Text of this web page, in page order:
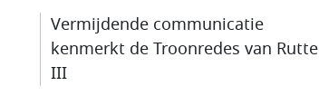
Vermijdende communicatie
kenmerkt de Troonredes van Rutte
III